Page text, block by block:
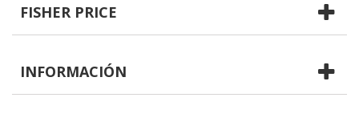
FISHER PRICE
INFORMACIÓN